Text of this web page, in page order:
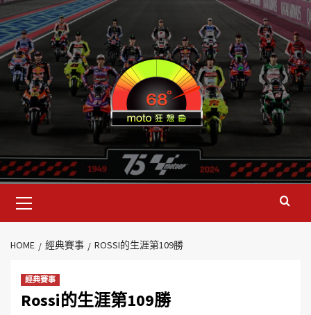
HOME 經典賽事 ROSSI的生涯第109勝
經典賽事
Rossi的生涯第109勝